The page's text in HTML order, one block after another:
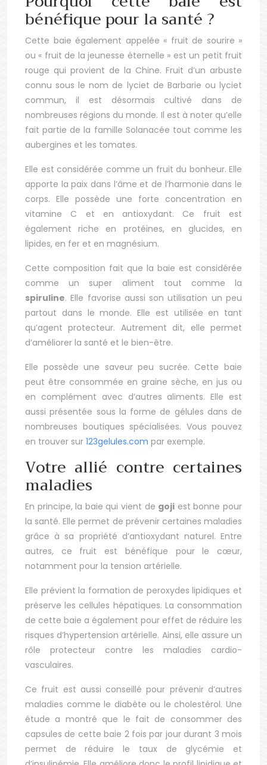
bénéfique pour la santé ?
Cette baie également appelée « fruit de sourire »
ou « fruit de la jeunesse éternelle » est un petit fruit
rouge qui provient de la Chine. Fruit d’un arbuste
connu sous le nom de lyciet de Barbarie ou lyciet
commun, il est désormais cultivé dans de
nombreuses régions du monde. Il est à noter qu’elle
fait partie de la famille Solanacée tout comme les
aubergines et les tomates.
Elle est considérée comme un fruit du bonheur. Elle
apporte la paix dans l’âme et de l’harmonie dans le
corps. Elle possède une forte concentration en
vitamine C et en antioxydant. Ce fruit est
également riche en protéines, en glucides, en
lipides, en fer et en magnésium.
Cette composition fait que la baie est considérée
comme un super aliment tout comme la
spiruline. Elle favorise aussi son utilisation un peu
partout dans le monde. Elle est utilisée en tant
qu’agent protecteur. Autrement dit, elle permet
d’améliorer la santé et le bien-être.
Elle possède une saveur peu sucrée. Cette baie
peut être consommée en graine sèche, en jus ou
en complément avec d’autres aliments. Elle est
aussi présentée sous la forme de gélules dans de
nombreuses boutiques spécialisées. Vous pouvez
en trouver sur 123gelules.com par exemple.
Votre allié contre certaines
maladies
En principe, la baie qui vient de goji est bonne pour
la santé. Elle permet de prévenir certaines maladies
grâce à sa propriété d’antioxydant naturel. Entre
autres, ce fruit est bénéfique pour le cœur,
notamment pour la tension artérielle.
Elle prévient la formation de peroxydes lipidiques et
préserve les cellules hépatiques. La consommation
de cette baie a également pour effet de réduire les
risques d’hypertension artérielle. Ainsi, elle assure un
rôle protecteur contre les maladies cardio-
vasculaires.
Ce fruit est aussi conseillé pour prévenir d’autres
maladies comme le diabète ou le cholestérol. Une
étude a montré que le fait de consommer des
capsules de cette baie 2 fois par jour durant 3 mois
permet de réduire le taux de glycémie et